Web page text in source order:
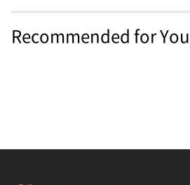
Recommended for You